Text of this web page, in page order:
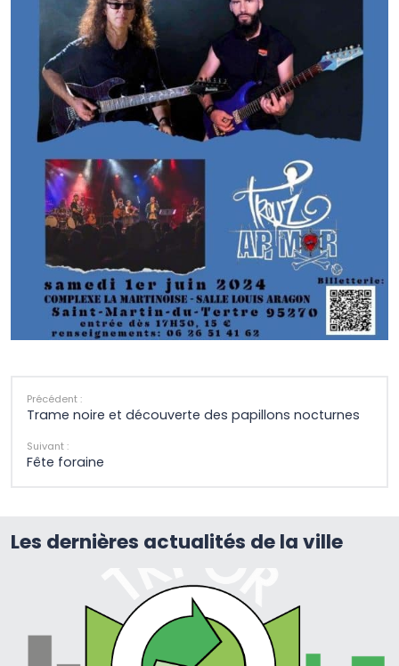
Précédent :
Trame noire et découverte des papillons nocturnes
Suivant :
Fête foraine
Les dernières actualités de la ville